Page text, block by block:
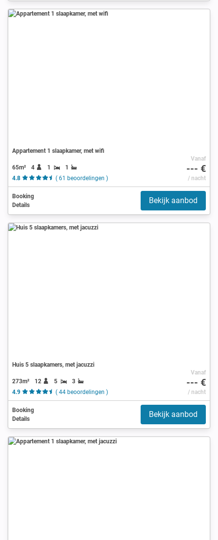
Appartement 1 slaapkamer, met wifi
65m² 4 1
1
4.8
( 61 beoordelingen )
Vanaf
--- €
/ nacht
Booking
Details
Bekijk aanbod
Huis 5 slaapkamers, met jacuzzi
273m² 12 5
3
4.9
( 44 beoordelingen )
Vanaf
--- €
/ nacht
Booking
Details
Bekijk aanbod